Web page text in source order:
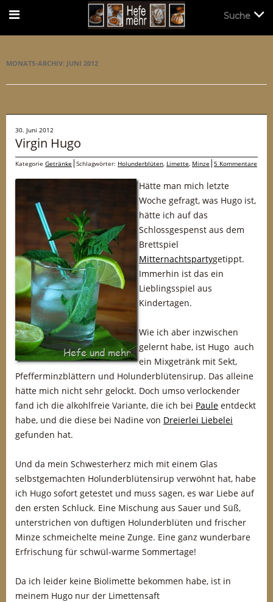
MONATS-ARCHIV: JUNI 2012
30. Juni 2012
Virgin Hugo
Kategorie Getränke Schlagwörter: Holunderblüten, Limette, Minze 5 Kommentare
Hätte man mich letzte
Woche gefragt, was Hugo ist,
hätte ich auf das
Schlossgespenst aus dem
Brettspiel
Mitternachtspartygetippt.
Immerhin ist das ein
Lieblingsspiel aus
Kindertagen.
Wie ich aber inzwischen
gelernt habe, ist Hugo auch
ein Mixgetränk mit Sekt,
Pfefferminzblättern und Holunderblütensirup. Das alleine
hätte mich nicht sehr gelockt. Doch umso verlockender
fand ich die alkohlfreie Variante, die ich bei Paule entdeckt
habe, und die diese bei Nadine von Dreierlei Liebelei
gefunden hat.
Und da mein Schwesterherz mich mit einem Glas
selbstgemachten Holunderblütensirup verwöhnt hat, habe
ich Hugo sofort getestet und muss sagen, es war Liebe auf
den ersten Schluck. Eine Mischung aus Sauer und Süß,
unterstrichen von duftigen Holunderblüten und frischer
Minze schmeichelte meine Zunge. Eine ganz wunderbare
Erfrischung für schwül-warme Sommertage!
Da ich leider keine Biolimette bekommen habe, ist in
meinem Hugo nur der Limettensaft
Suche
Suche